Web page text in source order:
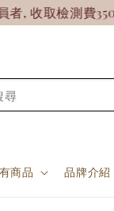
, 收取檢測費
尋
商品 品牌介紹